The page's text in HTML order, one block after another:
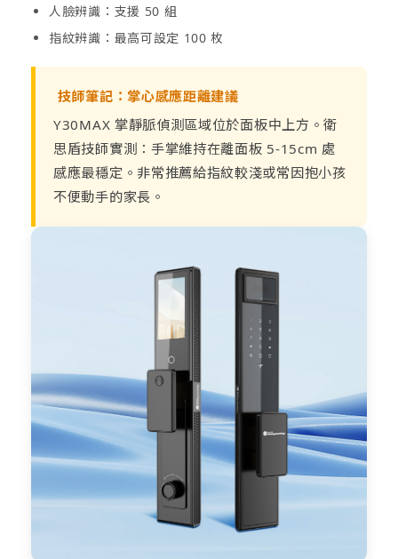
人臉辨識：支援 50 組
指紋辨識：最高可設定 100 枚
技師筆記：掌心感應距離建議
Y30MAX 掌靜脈偵測區域位於面板中上方。衛
思盾技師實測：手掌維持在離面板 5-15cm 處
感應最穩定。非常推薦給指紋較淺或常因抱小孩
不便動手的家長。